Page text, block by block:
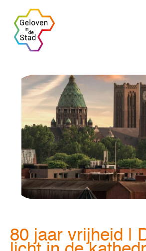
80 jaar vrijheid |